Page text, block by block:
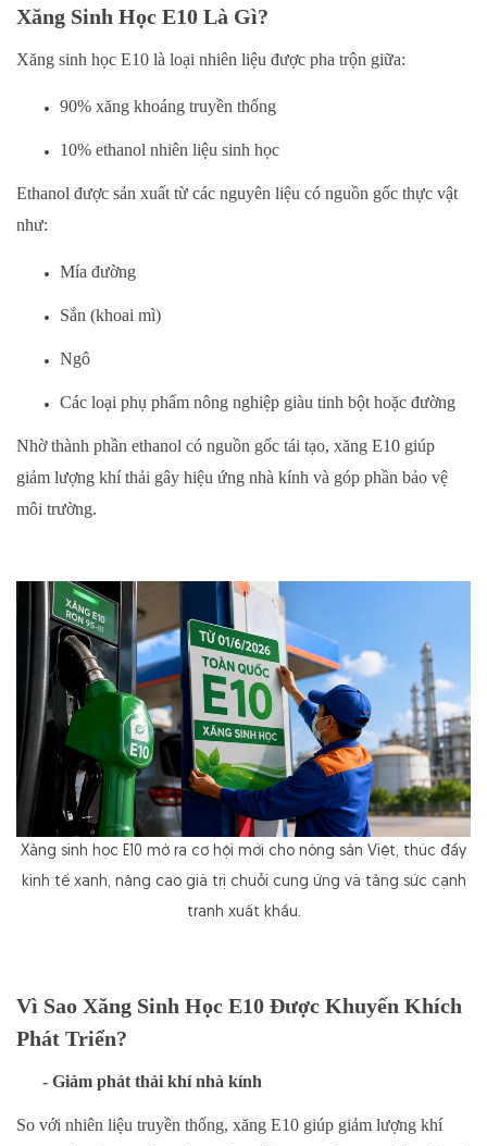
Xăng Sinh Học E10 Là Gì?
Xăng sinh học E10 là loại nhiên liệu được pha trộn giữa:
90% xăng khoáng truyền thống
10% ethanol nhiên liệu sinh học
Ethanol được sản xuất từ các nguyên liệu có nguồn gốc thực vật
như:
Mía đường
Sắn (khoai mì)
Ngô
Các loại phụ phẩm nông nghiệp giàu tinh bột hoặc đường
Nhờ thành phần ethanol có nguồn gốc tái tạo, xăng E10 giúp
giảm lượng khí thải gây hiệu ứng nhà kính và góp phần bảo vệ
môi trường.
Xăng sinh học E10 mở ra cơ hội mới cho nông sản Việt, thúc đẩy
kinh tế xanh, nâng cao giá trị chuỗi cung ứng và tăng sức cạnh
tranh xuất khẩu.
Vì Sao Xăng Sinh Học E10 Được Khuyến Khích
Phát Triển?
- Giảm phát thải khí nhà kính
So với nhiên liệu truyền thống, xăng E10 giúp giảm lượng khí